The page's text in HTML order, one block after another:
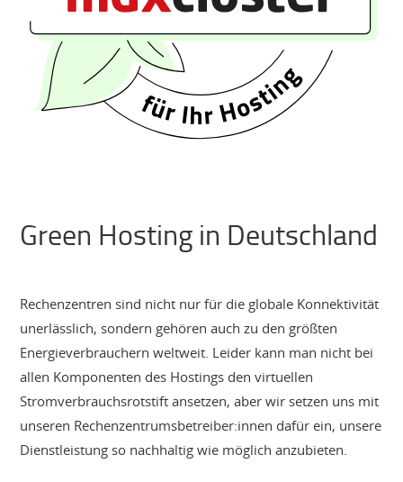
Green Hosting in Deutschland
Rechenzentren sind nicht nur für die globale Konnektivität
unerlässlich, sondern gehören auch zu den größten
Energieverbrauchern weltweit. Leider kann man nicht bei
allen Komponenten des Hostings den virtuellen
Stromverbrauchsrotstift ansetzen, aber wir setzen uns mit
unseren Rechenzentrumsbetreiber:innen dafür ein, unsere
Dienstleistung so nachhaltig wie möglich anzubieten.